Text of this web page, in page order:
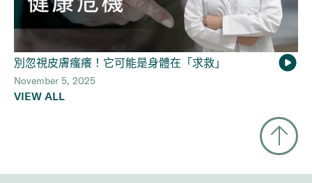
別忽視皮膚瘙癢！它可能是身體在「求救」
November 5, 2025
VIEW ALL